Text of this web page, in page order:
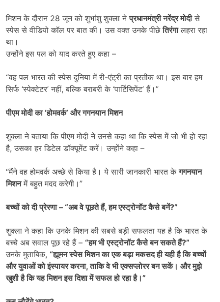
मिशन के दौरान 28 जून को शुभांशु शुक्ला नेप्रधानमंत्री नरेंद्र मोदीसे
स्पेस से वीडियो कॉल पर बात की। उस वक्त उनके पीछेतिरंगालहरा रहा
था।
उन्होंने इस पल को याद करते हुए कहा –
“वह पल भारत की स्पेस दुनिया में री-एंट्री का प्रतीक था। इस बार हम
सिर्फ ‘स्पेक्टेटर’ नहीं, बल्कि बराबरी के ‘पार्टिसिपेंट’ हैं।”
पीएम मोदी का ‘होमवर्क’ और गगनयान मिशन
शुक्ला ने बताया कि पीएम मोदी ने उनसे कहा था कि स्पेस में जो भी हो रहा
है, उसका हर डिटेल डॉक्यूमेंट करें। उन्होंने कहा –
“मैंने वह होमवर्क अच्छे से किया है। ये सारी जानकारी भारत केगगनयान
मिशनमें बहुत मदद करेगी।”
बच्चों को दी प्रेरणा– “अब वे पूछते हैं,हम एस्ट्रोनॉट कैसे बनें?”
शुक्ला ने कहा कि उनके मिशन की सबसे बड़ी सफलता यह है कि भारत के
बच्चे अब सवाल पूछ रहे हैं – “हम भी एस्ट्रोनॉट कैसे बन सकते हैं?”
उनके मुताबिक, “ह्यूमन स्पेस मिशन का एक बड़ा मकसद ही यही है कि बच्चों
और युवाओं को इंस्पायर करना,ताकि वे भी एक्सप्लोरर बन सकें। और मुझे
खुशी है कि यह मिशन इस दिशा में सफल हो रहा है।”